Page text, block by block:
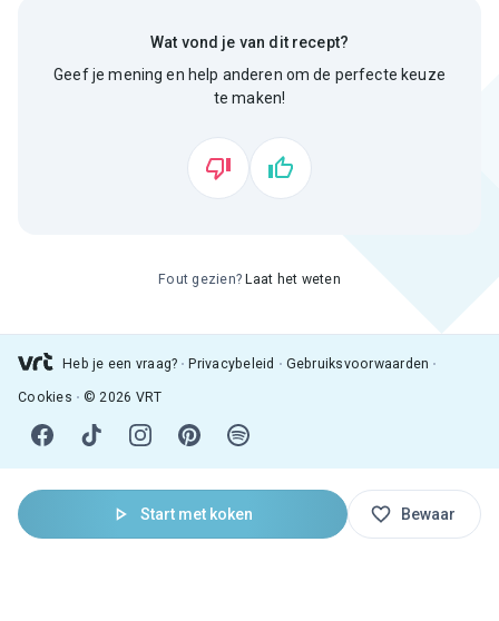
Start met koken Bewaar
Wat vond je van dit recept?
Geef je mening en help anderen om de perfecte keuze
te maken!
Fout gezien? Laat het weten
Heb je een vraag? Privacybeleid Gebruiksvoorwaarden
Cookies © 2026 VRT